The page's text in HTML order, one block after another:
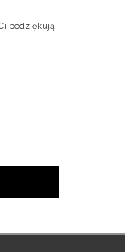
podziękują